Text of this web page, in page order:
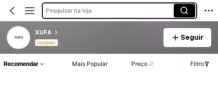
Pesquisar na loja
XUFA
Vendedor
Seguir
Recomendar Mais Popular Preço Filtro